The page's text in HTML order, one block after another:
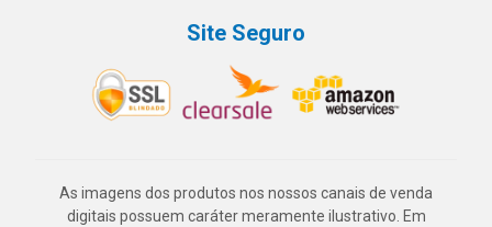
Site Seguro
As imagens dos produtos nos nossos canais de venda
digitais possuem caráter meramente ilustrativo. Em